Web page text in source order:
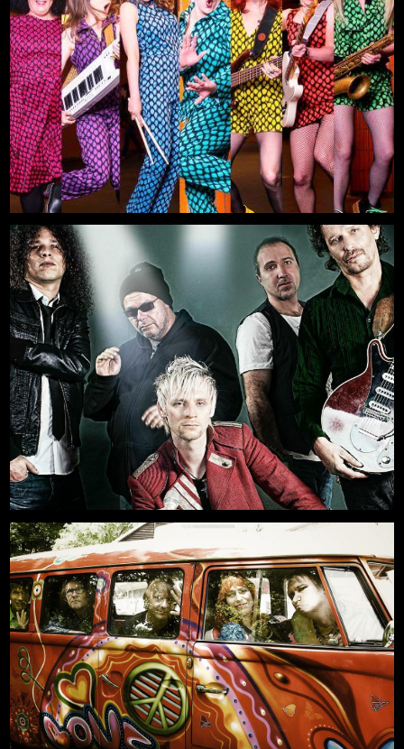
Titanium
29.08.2026, 19:00
Freilichtbühne an der Zitadelle
Mehr
11.09.2026, 20:00
Freilichtbühne an der Zitadelle
Mehr
-AUSVERKAUFT-
21.08.2026, 19:00
Mehr